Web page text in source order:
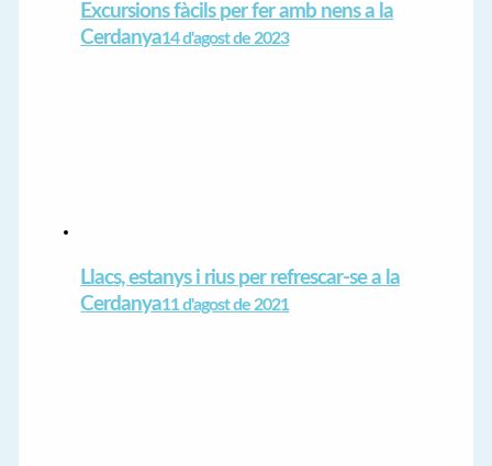
Excursions fàcils per fer amb nens a la
Cerdanya14 d'agost de 2023
Llacs, estanys i rius per refrescar-se a la
Cerdanya11 d'agost de 2021